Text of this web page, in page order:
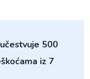
500
iz 7